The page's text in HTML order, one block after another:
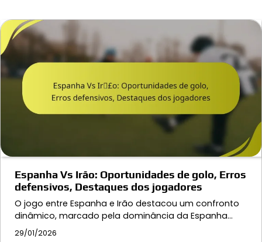
Espanha Vs Irão: Oportunidades de golo, Erros
defensivos, Destaques dos jogadores
O jogo entre Espanha e Irão destacou um confronto
dinâmico, marcado pela dominância da Espanha…
29/01/2026